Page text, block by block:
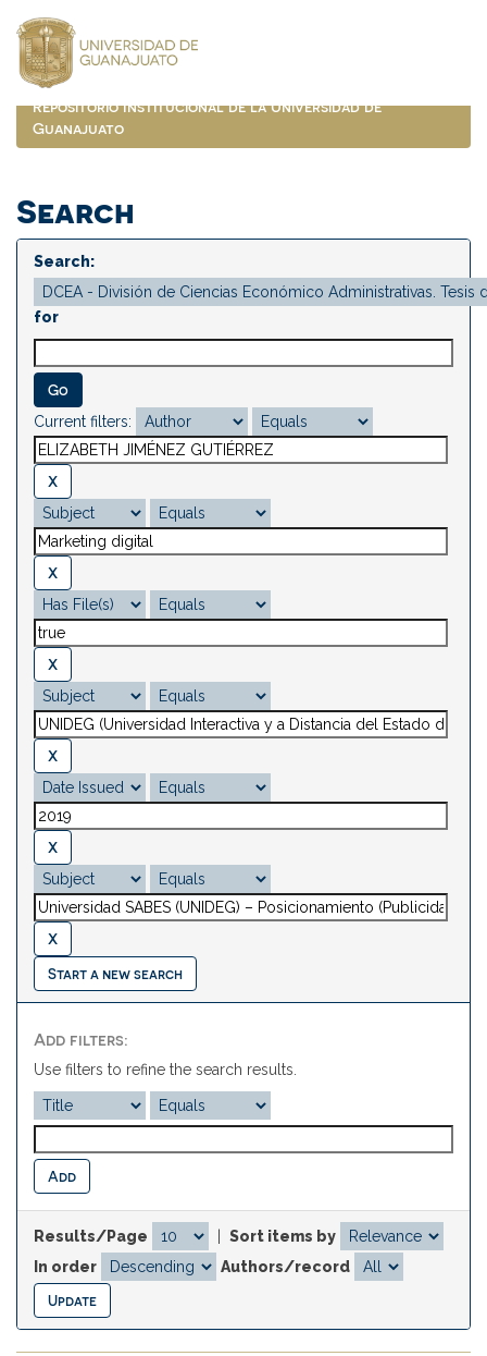
navigation
Repositorio Institucional de la Universidad de
Guanajuato
Search
Search:
for
Current filters:
Start a new search
Add filters:
Use filters to refine the search results.
Results/Page
Sort items by
In order
Authors/record